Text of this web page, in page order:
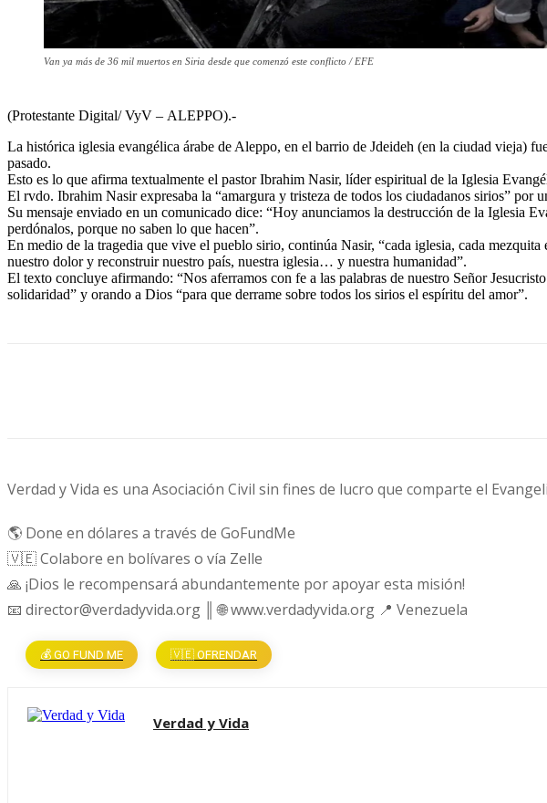
Van ya más de 36 mil muertos en Siria desde que comenzó este conflicto / EFE
(Protestante Digital/ VyV – ALEPPO).-
La histórica iglesia evangélica árabe de Aleppo, en el barrio de Jdeideh (en la ciudad vieja)
pasado.
Esto es lo que afirma textualmente el pastor Ibrahim Nasir, líder espiritual de la Iglesia
El rvdo. Ibrahim Nasir expresaba la “amargura y tristeza de todos los ciudadanos sirios” por
Su mensaje enviado en un comunicado dice: “Hoy anunciamos la destrucción de la Iglesia
perdónalos, porque no saben lo que hacen”.
En medio de la tragedia que vive el pueblo sirio, continúa Nasir, “cada iglesia, cada
nuestro dolor y reconstruir nuestro país, nuestra iglesia… y nuestra humanidad”.
El texto concluye afirmando: “Nos aferramos con fe a las palabras de nuestro Señor
solidaridad” y orando a Dios “para que derrame sobre todos los sirios el espíritu del amor”.
Verdad y Vida es una Asociación Civil sin fines de lucro que comparte el
🌎 Done en dólares a través de GoFundMe
🇻🇪 Colabore en bolívares o vía Zelle
🙏 ¡Dios le recompensará abundantemente por apoyar esta misión!
📧 director@verdadyvida.org ║ 🌐 www.verdadyvida.org 📍 Venezuela
💰 GO FUND ME 🇻🇪 OFRENDAR
Verdad y Vida